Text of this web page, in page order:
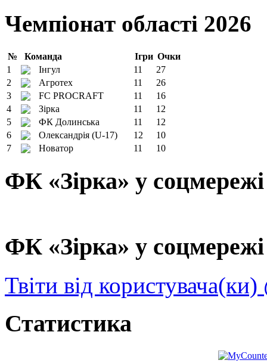
Чемпіонат області 2026
№ Команда Ігри Очки
1
Інгул 11
27
2
Агротех 11
26
3
FC PROCRAFT 11
16
4
Зірка 11
12
5
ФК Долинська 11
12
6
Олександрія (U-17) 12
10
7
Новатор 11 10
ФК «Зірка» у
ФК «Зірка» у
Твіти від
Статистика